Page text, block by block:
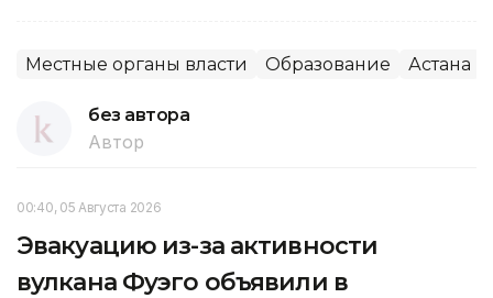
Местные органы власти Образование Астана
без автора
Автор
00:40, 05 Августа 2026
Эвакуацию из-за активности
вулкана Фуэго объявили в